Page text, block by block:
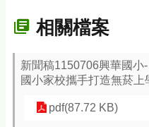
相關檔案
新聞稿1150706興華國
國小家校攜手打造無菸上
pdf(87.72 KB)